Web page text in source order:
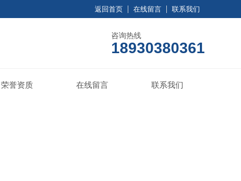
返回首页 在线留言 联系我们
咨询热线
18930380361
荣誉资质 在线留言 联系我们